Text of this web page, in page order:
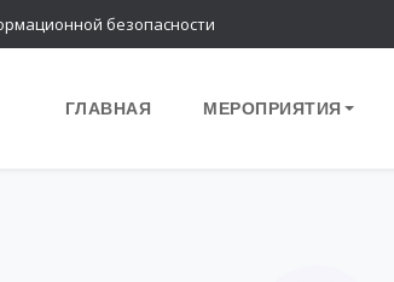
безопасности
ГЛАВНАЯ МЕРОПРИЯТИЯ